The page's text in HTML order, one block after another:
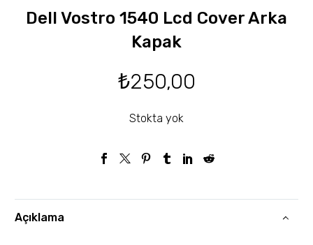
Dell Vostro 1540 Lcd Cover Arka
Kapak
₺250,00
Stokta yok
Açıklama